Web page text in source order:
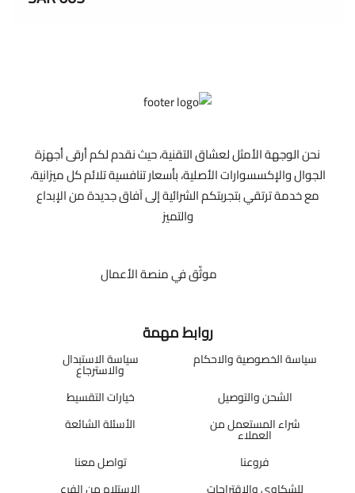
نحن الوجهة الأمثل لعشاق التقنية، حيث نقدم لكم أرقى أجهزة
الجوال والإكسسوارات الأصلية، بأسعار تنافسية تلائم كل ميزانية،
مع خدمة ترتقي بتجربتكم الشرائية إلى آفاق جديدة من الإبداع
والتميز
موثّق في منصة الأعمال
روابط مهمة
سياسة الخصوصية والاحكام سياسة الاستبدال
والاسترجاع
الشحن والتوصيل
خيارات التقسيط
شراء المستعمل من
العملاء
الأسئلة الشائعة
فروعنا
تواصل معنا